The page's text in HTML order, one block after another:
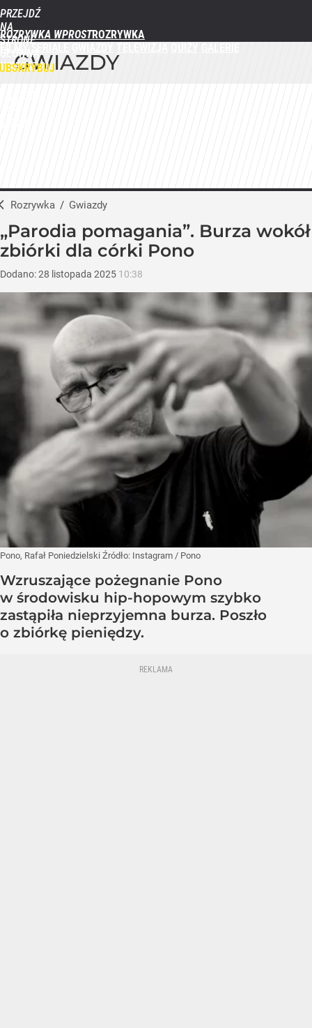
PRZEJDŹ
NA
STRONĘ
GŁÓWNĄ
WPROST.PL
ROZRYWKA WPROST
GWIAZDY
Rozrywka / Gwiazdy
„Parodia pomagania”. Burza wokół
zbiórki dla córki Pono
Dodano:28 listopada 2025 10:38
Pono, Rafał Poniedzielski Źródło: Instagram / Pono
Wzruszające pożegnanie Pono
w środowisku hip-hopowym szybko
zastąpiła nieprzyjemna burza. Poszło
o zbiórkę pieniędzy.